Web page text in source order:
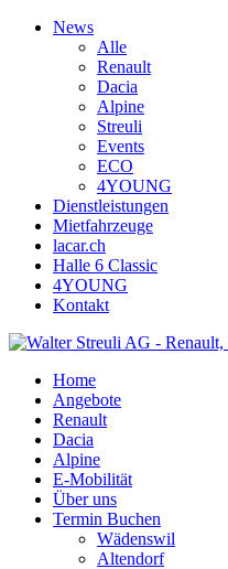
News
Alle
Renault
Dacia
Alpine
Streuli
Events
ECO
4YOUNG
Dienstleistungen
Mietfahrzeuge
lacar.ch
Halle 6 Classic
4YOUNG
Kontakt
Home
Angebote
Renault
Dacia
Alpine
E-Mobilität
Über uns
Termin Buchen
Wädenswil
Altendorf